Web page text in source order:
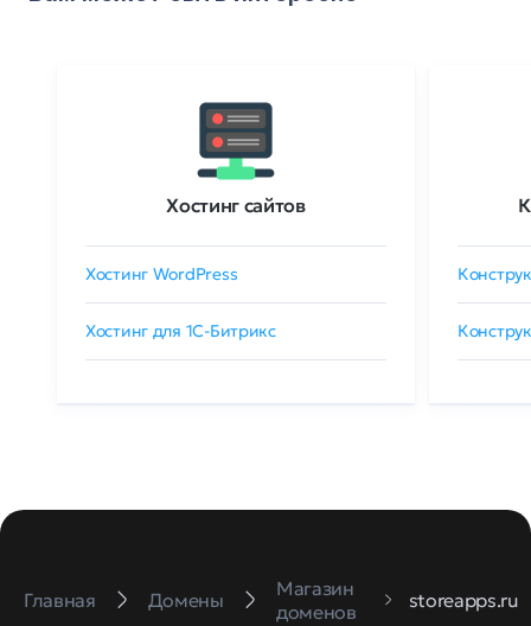
Хостинг сайтов
Хостинг WordPress
Хостинг для 1C-Битрикс
Главная Домены
Магазин
доменов
storeapps.ru